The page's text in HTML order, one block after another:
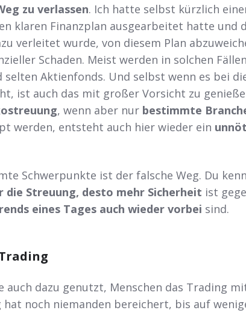
zu verlassen. Ich hatte selbst kürzlich
klaren Finanzplan ausgearbeitet hatte und
verleitet wurde, von diesem Plan
Schaden. Meist werden in solchen
Aktienfonds. Und selbst wenn es bei
ist auch das mit großer Vorsicht zu
, wenn aber nur bestimmte
werden, entsteht auch hier wieder ein
Schwerpunkte ist der falsche Weg. Du
die Streuung, desto mehr Sicherheit ist
eines Tages auch wieder vorbei sind.
auch dazu genutzt, Menschen das Trading
noch niemanden bereichert, bis auf